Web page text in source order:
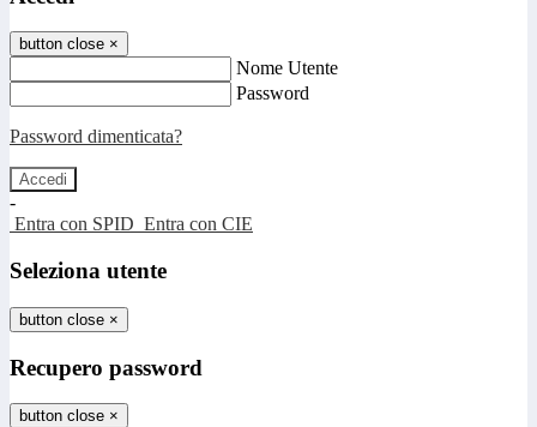
button close ×
Nome Utente
Password
Password dimenticata?
-
Entra con SPID Entra con CIE
Seleziona utente
button close ×
Recupero password
button close ×